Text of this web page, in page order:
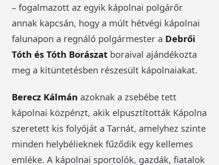
– fogalmazott az egyik kápolnai polgárőr
annak kapcsán, hogy a múlt hétvégi kápolnai
falunapon a regnáló polgármester a Debrői
Tóth és Tóth Borászat boraival ajándékozta
meg a kitüntetésben részesült kápolnaiakat.
Berecz Kálmán azoknak a zsebébe tett
kápolnai közpénzt, akik elpusztították Kápolna
szeretett kis folyóját a Tarnát, amelyhez szinte
minden helybélieknek fűződik egy kellemes
emléke. A kápolnai sportolók, gazdák, fiatalok